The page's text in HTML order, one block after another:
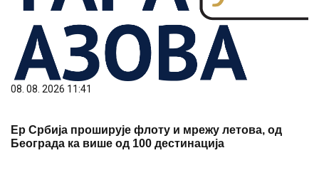
08. 08. 2026 11:41
Ер Србија проширује флоту и мрежу летова, од
Београда ка више од 100 дестинација